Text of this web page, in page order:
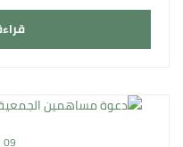
09 يوليو 2026